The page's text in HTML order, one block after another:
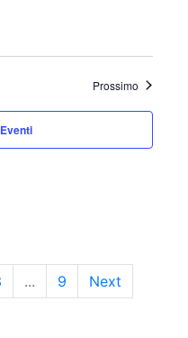
Prossimo Eventi
... 9 Next